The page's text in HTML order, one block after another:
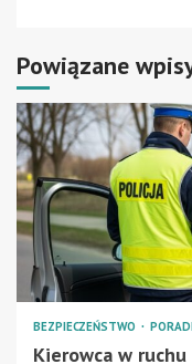
Powiązane
BEZPIECZEŃSTWO
Kierowca w